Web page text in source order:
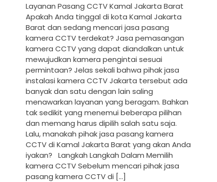
Layanan Pasang CCTV Kamal Jakarta Barat
Apakah Anda tinggal di kota Kamal Jakarta
Barat dan sedang mencari jasa pasang
kamera CCTV terdekat? Jasa pemasangan
kamera CCTV yang dapat diandalkan untuk
mewujudkan kamera pengintai sesuai
permintaan? Jelas sekali bahwa pihak jasa
instalasi kamera CCTV Jakarta tersebut ada
banyak dan satu dengan lain saling
menawarkan layanan yang beragam. Bahkan
tak sedikit yang menemui beberapa pilihan
dan memang harus dipilih salah satu saja.
Lalu, manakah pihak jasa pasang kamera
CCTV di Kamal Jakarta Barat yang akan Anda
iyakan? Langkah Langkah Dalam Memilih
kamera CCTV Sebelum mencari pihak jasa
pasang kamera CCTV di […]